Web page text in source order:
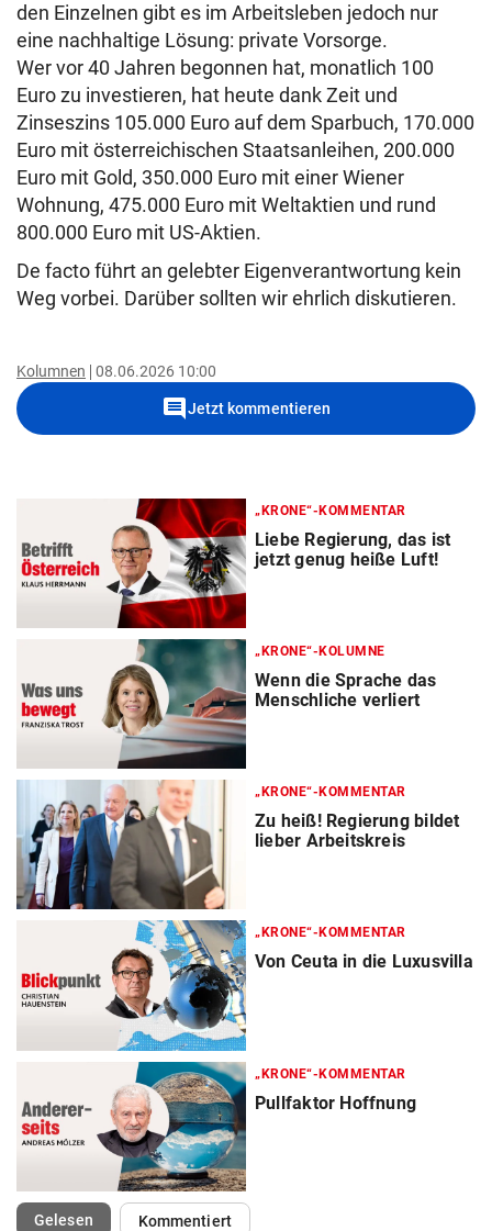
den Einzelnen gibt es im Arbeitsleben jedoch nur
eine nachhaltige Lösung: private Vorsorge.
Wer vor 40 Jahren begonnen hat, monatlich 100
Euro zu investieren, hat heute dank Zeit und
Zinseszins 105.000 Euro auf dem Sparbuch, 170.000
Euro mit österreichischen Staatsanleihen, 200.000
Euro mit Gold, 350.000 Euro mit einer Wiener
Wohnung, 475.000 Euro mit Weltaktien und rund
800.000 Euro mit US-Aktien.
De facto führt an gelebter Eigenverantwortung kein
Weg vorbei. Darüber sollten wir ehrlich diskutieren.
Kolumnen 08.06.2026 10:00
commentJetzt kommentieren
„KRONE“-KOMMENTAR
Liebe Regierung, das ist
jetzt genug heiße Luft!
„KRONE“-KOLUMNE
Wenn die Sprache das
Menschliche verliert
„KRONE“-KOMMENTAR
Zu heiß! Regierung bildet
lieber Arbeitskreis
„KRONE“-KOMMENTAR
Von Ceuta in die Luxusvilla
„KRONE“-KOMMENTAR
Pullfaktor Hoffnung
Gelesen(ausgewählt)Kommentiert